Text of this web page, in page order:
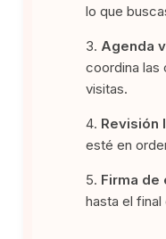
lo que
Agenda
coordina las
visitas.
Revisión
esté en
Firma de
hasta el